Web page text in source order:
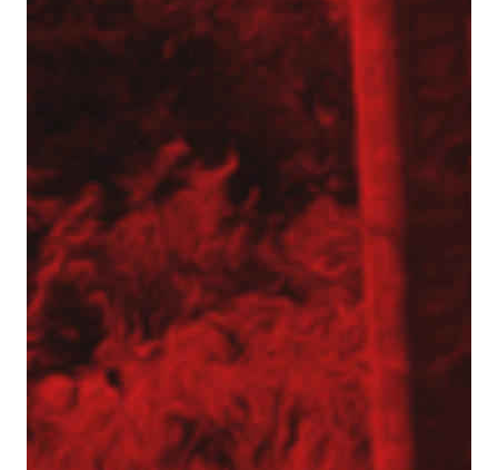
Kariera
Młodszy mechanik / Serwisant maszyn
budowlanych (K/M)
Młodszy specjalista ds. bazy sprzętowej (K/M)
Praktyki (K/M) w Tergon!
Mechanik / serwisant (K/M)
Młodszy Inżynier Budowy (K/M)
Mechanik / serwisant maszyn budowlanych
(K/M)
Młodszy Inżynier Budowy (K/M)
Inżynier Budowy (K/M)